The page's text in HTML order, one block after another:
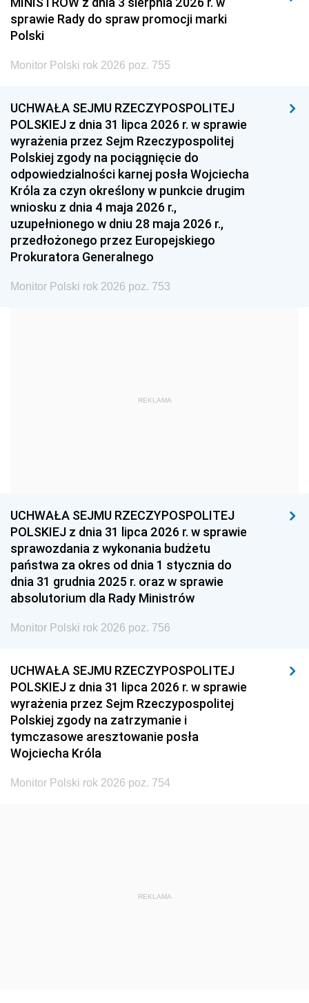
2008 2007 2006
2005
1996 1995 1994
1993 1992 1991
1990 1989
1987 1986 1985
1984 1983
1981 1980 1979
1978 1977
1975 1974
1959
1939 1938 1937
1936 1930
sprawie Rady do spraw promocji marki
Polski
Monitor Polski rok 2026 poz. 755
UCHWAŁA SEJMU RZECZYPOSPOLITEJ
POLSKIEJ z dnia 31 lipca 2026 r. w sprawie
wyrażenia przez Sejm Rzeczypospolitej
Polskiej zgody na pociągnięcie do
odpowiedzialności karnej posła Wojciecha
Króla za czyn określony w punkcie drugim
wniosku z dnia 4 maja 2026 r.,
uzupełnionego w dniu 28 maja 2026 r.,
przedłożonego przez Europejskiego
Prokuratora Generalnego
Monitor Polski rok 2026 poz. 753
REKLAMA
UCHWAŁA SEJMU RZECZYPOSPOLITEJ
POLSKIEJ z dnia 31 lipca 2026 r. w sprawie
sprawozdania z wykonania budżetu
państwa za okres od dnia 1 stycznia do
dnia 31 grudnia 2025 r. oraz w sprawie
absolutorium dla Rady Ministrów
Monitor Polski rok 2026 poz. 756
UCHWAŁA SEJMU RZECZYPOSPOLITEJ
POLSKIEJ z dnia 31 lipca 2026 r. w sprawie
wyrażenia przez Sejm Rzeczypospolitej
Polskiej zgody na zatrzymanie i
tymczasowe aresztowanie posła
Wojciecha Króla
Monitor Polski rok 2026 poz. 754
REKLAMA